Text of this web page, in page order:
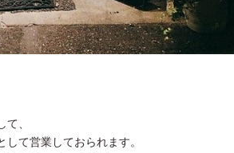
、
て営業しておられます。